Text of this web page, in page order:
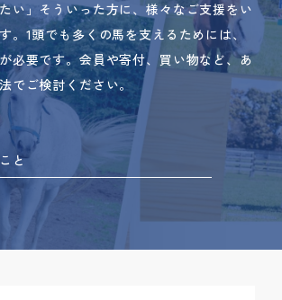
い」そういった方に、様々なご支援をい
。 1頭でも多くの馬を支えるためには、
必要です。 会員や寄付、買い物など、あ
でご検討ください。
と